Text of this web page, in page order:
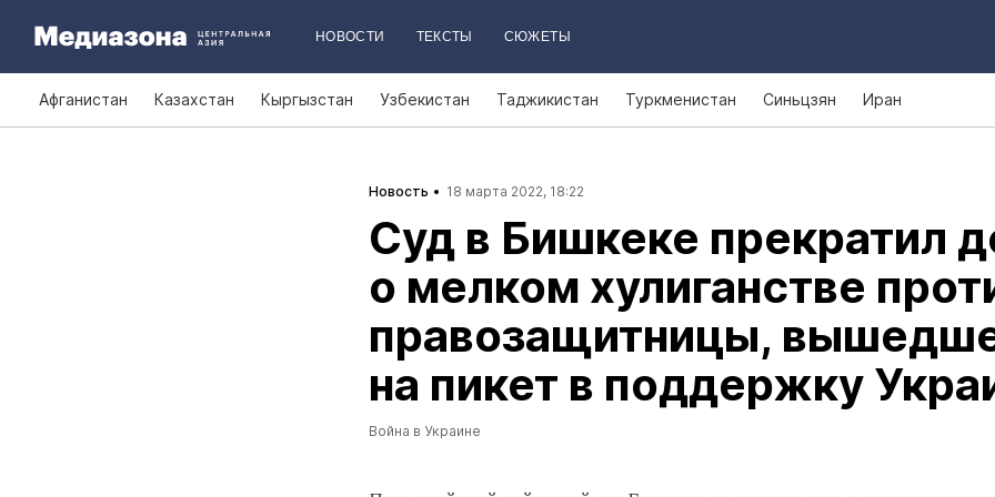
НОВОСТИ ТЕКСТЫ СЮЖЕТЫ
Афганистан Казахстан Кыргызстан Узбекистан Таджикистан Туркменистан Синьцзян Иран
Новость 18 марта 2022, 18:22
Суд в Бишкеке прекратил
о мелком хулиганстве
правозащитницы,
на пикет в поддержку
Война в Украине